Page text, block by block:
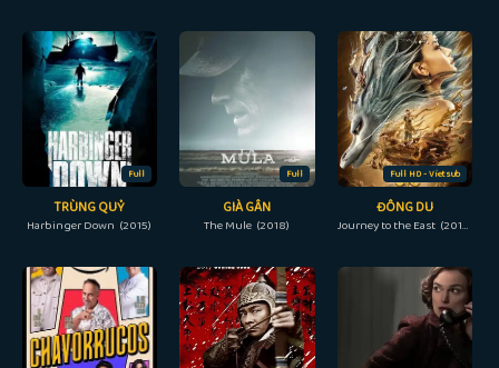
Full
TRÙNG QUỶ
Harbinger Down (2015)
Full
GIÀ GÂN
The Mule (2018)
Full HD - Vietsub
ĐÔNG DU
Journey to the East (2019)